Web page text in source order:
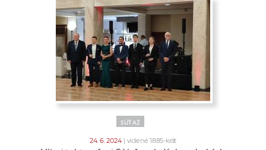
SÚŤAŽ
24. 6. 2024 | videné 1885-krát